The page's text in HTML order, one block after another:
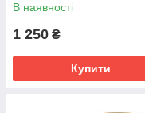
В наявності
1 250 ₴
Купити